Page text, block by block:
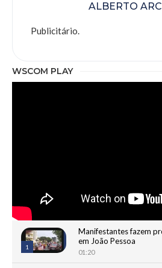
ALBERTO
Publicitário.
WSCOM PLAY
1
Manifestantes fazem
em João Pessoa
01:20